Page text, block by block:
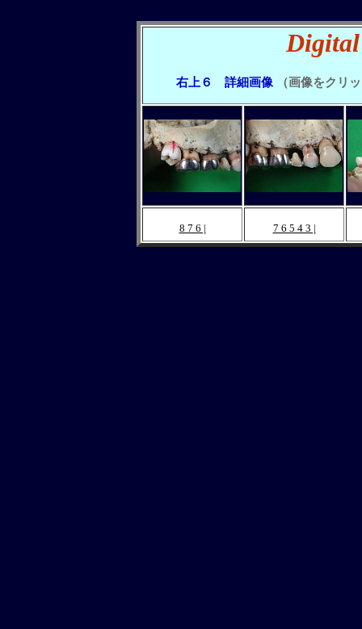
右上６ 詳細画像 （画像をクリ
8 7 6 | 7 6 5 4 3 |